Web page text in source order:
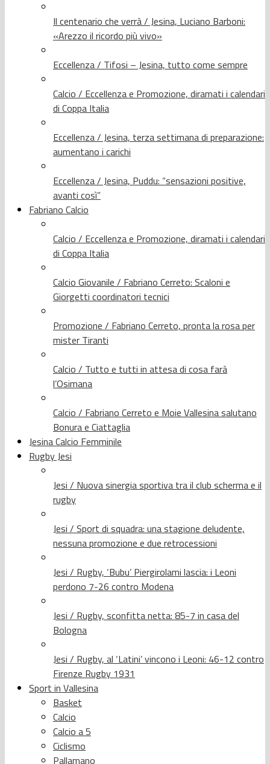
Il centenario che verrà / Jesina, Luciano Barboni:
«Arezzo il ricordo più vivo»
Eccellenza / Tifosi – Jesina, tutto come sempre
Calcio / Eccellenza e Promozione, diramati i calendari
di Coppa Italia
Eccellenza / Jesina, terza settimana di preparazione:
aumentano i carichi
Eccellenza / Jesina, Puddu: “sensazioni positive,
avanti così”
Fabriano Calcio
Calcio / Eccellenza e Promozione, diramati i calendari
di Coppa Italia
Calcio Giovanile / Fabriano Cerreto: Scaloni e
Giorgetti coordinatori tecnici
Promozione / Fabriano Cerreto, pronta la rosa per
mister Tiranti
Calcio / Tutto e tutti in attesa di cosa farà
l’Osimana
Calcio / Fabriano Cerreto e Moie Vallesina salutano
Bonura e Ciattaglia
Jesina Calcio Femminile
Rugby Jesi
Jesi / Nuova sinergia sportiva tra il club scherma e il
rugby
Jesi / Sport di squadra: una stagione deludente,
nessuna promozione e due retrocessioni
Jesi / Rugby, ‘Bubu’ Piergirolami lascia: i Leoni
perdono 7-26 contro Modena
Jesi / Rugby, sconfitta netta: 85-7 in casa del
Bologna
Jesi / Rugby, al ‘Latini’ vincono i Leoni: 46-12 contro
Firenze Rugby 1931
Sport in Vallesina
Basket
Calcio
Calcio a 5
Ciclismo
Pallamano